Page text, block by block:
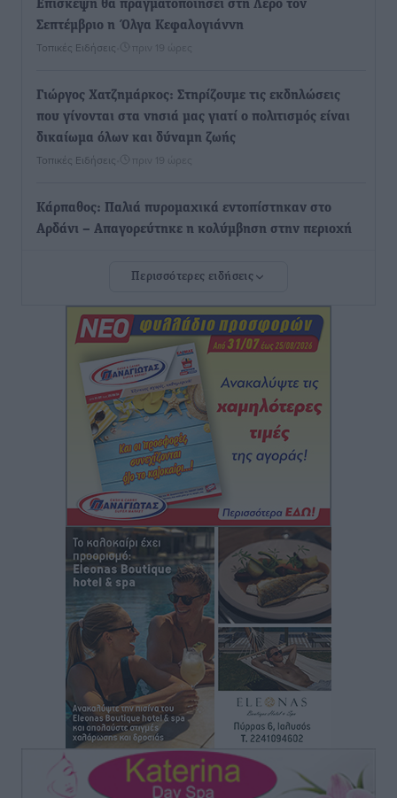
Επίσκεψη θα πραγματοποιήσει στη Λέρο τον
Σεπτέμβριο η Όλγα Κεφαλογιάννη
Τοπικές Ειδήσεις πριν 19 ώρες
Γιώργος Χατζημάρκος: Στηρίζουμε τις εκδηλώσεις
που γίνονται στα νησιά μας γιατί ο πολιτισμός είναι
δικαίωμα όλων και δύναμη ζωής
Τοπικές Ειδήσεις πριν 19 ώρες
Κάρπαθος: Παλιά πυρομαχικά εντοπίστηκαν στο
Αρδάνι – Απαγορεύτηκε η κολύμβηση στην περιοχή
εφησυχασμού» – Σε πλήρη ετοιμότητα ο μηχανισμός
Ειδήσεις• πριν 20 ώρες
Καιρός: Επιμένουν οι υψηλές θερμοκρασίες – Ισχυρά
μελτέμια έως 9 μποφόρ, σε «Red Code» 6 περιοχές
Τοπικές Ειδήσεις πριν 21 ώρες
Τα φοιτητικά ενοίκια «τινάζουν στον αέρα» τους
οικογενειακούς προϋπολογισμούς
Ειδήσεις• πριν 21 ώρες
Δύο νέοι ξενώνες παραδόθηκαν στις Ένοπλες
Δυνάμεις στη νήσο Ρω
Τοπικές Ειδήσεις• πριν 22 ώρες
Συνεχίζεται η έξοδος του Αυγούστου – Πάνω από
34.000 αναχωρούν σήμερα μόνο από τον Πειραιά
Ειδήσεις• πριν 22 ώρες
Μόνιμες θέσεις στους παιδικούς σταθμούς: Οι
προϋποθέσεις, η 24μηνη εμπειρία και οι προθεσμίες
Περισσότερες ειδήσεις